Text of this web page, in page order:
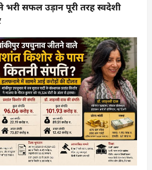
भरी सफल उड़ान पूरी तरह स्वदेशी